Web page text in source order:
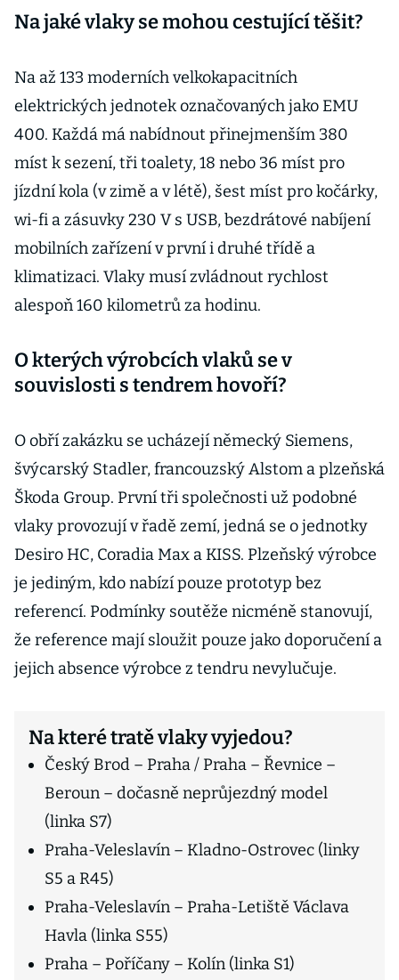
Na jaké vlaky se mohou cestující těšit?
Na až 133 moderních velkokapacitních
elektrických jednotek označovaných jako EMU
400. Každá má nabídnout přinejmenším 380
míst k sezení, tři toalety, 18 nebo 36 míst pro
jízdní kola (v zimě a v létě), šest míst pro kočárky,
wi-fi a zásuvky 230 V s USB, bezdrátové nabíjení
mobilních zařízení v první i druhé třídě a
klimatizaci. Vlaky musí zvládnout rychlost
alespoň 160 kilometrů za hodinu.
O kterých výrobcích vlaků se v
souvislosti s tendrem hovoří?
O obří zakázku se ucházejí německý Siemens,
švýcarský Stadler, francouzský Alstom a plzeňská
Škoda Group. První tři společnosti už podobné
vlaky provozují v řadě zemí, jedná se o jednotky
Desiro HC, Coradia Max a KISS. Plzeňský výrobce
je jediným, kdo nabízí pouze prototyp bez
referencí. Podmínky soutěže nicméně stanovují,
že reference mají sloužit pouze jako doporučení a
jejich absence výrobce z tendru nevylučuje.
Na které tratě vlaky vyjedou?
Český Brod – Praha / Praha – Řevnice –
Beroun – dočasně neprůjezdný model
(linka S7)
Praha-Veleslavín – Kladno-Ostrovec (linky
S5 a R45)
Praha-Veleslavín – Praha-Letiště Václava
Havla (linka S55)
Praha – Poříčany – Kolín (linka S1)